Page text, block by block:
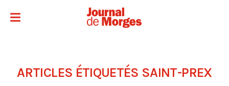
ARTICLES ÉTIQUETÉS SAINT-PREX